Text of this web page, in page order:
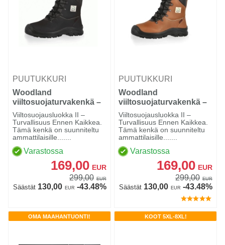
PUUTUKKURI
Woodland
viiltosuojaturvakenkä –
Luokka 2 (24 m/s), Black
Viiltosuojausluokka II –
Turvallisuus Ennen Kaikkea.
Tämä kenkä on suunniteltu
ammattilaisille.......
Varastossa
169,00 EUR
299,00 EUR
Säästät130,00 EUR -43.48%
PUUTUKKURI
Woodland
viiltosuojaturvakenkä –
Luokka 2 (24 m/s),
Brown
Viiltosuojausluokka II –
Turvallisuus Ennen Kaikkea.
Tämä kenkä on suunniteltu
ammattilaisille.......
Varastossa
169,00 EUR
299,00 EUR
Säästät130,00 EUR -43.48%
OMA MAAHANTUONTI! KOOT 5XL-8XL!